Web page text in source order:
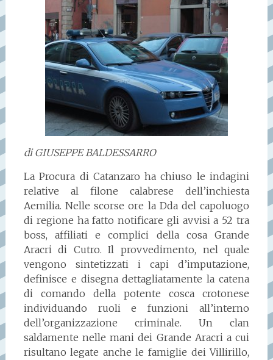
di GIUSEPPE BALDESSARRO
La Procura di Catanzaro ha chiuso le indagini
relative al filone calabrese dell’inchiesta
Aemilia. Nelle scorse ore la Dda del capoluogo
di regione ha fatto notificare gli avvisi a 52 tra
boss, affiliati e complici della cosa Grande
Aracri di Cutro. Il provvedimento, nel quale
vengono sintetizzati i capi d’imputazione,
definisce e disegna dettagliatamente la catena
di comando della potente cosca crotonese
individuando ruoli e funzioni all’interno
dell’organizzazione criminale. Un clan
saldamente nelle mani dei Grande Aracri a cui
risultano legate anche le famiglie dei Villirillo,